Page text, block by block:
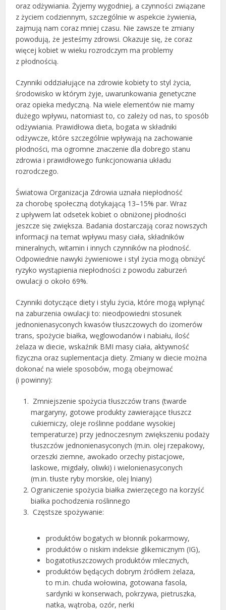
oraz odżywiania. Żyjemy wygodniej, a czynności związane
z życiem codziennym, szczególnie w aspekcie żywienia,
zajmują nam coraz mniej czasu. Nie zawsze te zmiany
powodują, że jesteśmy zdrowsi. Okazuje się, że coraz
więcej kobiet w wieku rozrodczym ma problemy
z płodnością.
Czynniki oddziałujące na zdrowie kobiety to styl życia,
środowisko w którym żyje, uwarunkowania genetyczne
oraz opieka medyczną. Na wiele elementów nie mamy
dużego wpływu, natomiast to, co zależy od nas, to sposób
odżywiania. Prawidłowa dieta, bogata w składniki
odżywcze, które szczególnie wpływają na zachowanie
płodności, ma ogromne znaczenie dla dobrego stanu
zdrowia i prawidłowego funkcjonowania układu
rozrodczego.
Światowa Organizacja Zdrowia uznała niepłodność
za chorobę społeczną dotykającą 13–15% par. Wraz
z upływem lat odsetek kobiet o obniżonej płodności
jeszcze się zwiększa. Badania dostarczają coraz nowszych
informacji na temat wpływu masy ciała, składników
mineralnych, witamin i innych czynników na płodność.
Odpowiednie nawyki żywieniowe i styl życia mogą obniżyć
ryzyko wystąpienia niepłodności z powodu zaburzeń
owulacji o około 69%.
Czynniki dotyczące diety i stylu życia, które mogą wpłynąć
na zaburzenia owulacji to: nieodpowiedni stosunek
jednonienasyconych kwasów tłuszczowych do izomerów
trans, spożycie białka, węglowodanów i nabiału, ilość
żelaza w diecie, wskaźnik BMI masy ciała, aktywność
fizyczna oraz suplementacja diety. Zmiany w diecie można
dokonać na wiele sposobów, mogą obejmować
(i powinny):
Zmniejszenie spożycia tłuszczów trans (twarde
margaryny, gotowe produkty zawierające tłuszcz
cukierniczy, oleje roślinne poddane wysokiej
temperaturze) przy jednoczesnym zwiększeniu podaży
tłuszczów jednonienasyconych (m.in. olej rzepakowy,
orzeszki ziemne, awokado orzechy pistacjowe,
laskowe, migdały, oliwki) i wielonienasyconych
(m.in. tłuste ryby morskie, olej lniany)
Ograniczenie spożycia białka zwierzęcego na korzyść
białka pochodzenia roślinnego
Częstsze spożywanie:
produktów bogatych w błonnik pokarmowy,
produktów o niskim indeksie glikemicznym (IG),
bogatotłuszczowych produktów mlecznych,
produktów będących dobrym źródłem żelaza,
to m.in. chuda wołowina, gotowana fasola,
sardynki w konserwach, pokrzywa, pietruszka,
natka, wątroba, ozór, nerki